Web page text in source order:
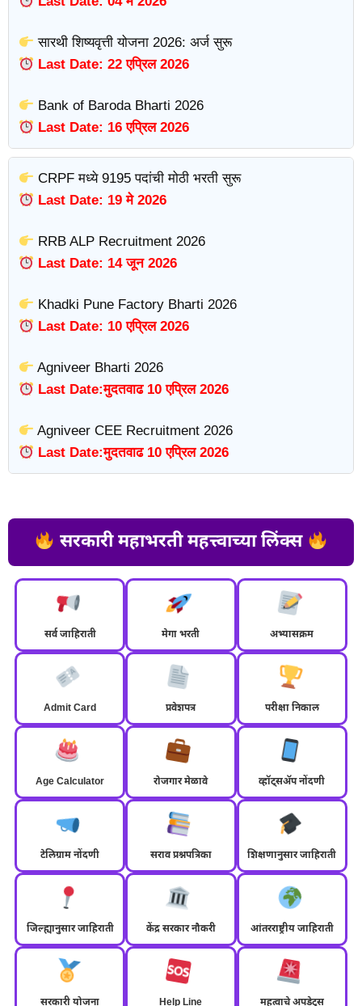
सारथी शिष्यवृत्ती योजना 2026: अर्ज सुरू
Last Date: 22 एप्रिल 2026
Bank of Baroda Bharti 2026
Last Date: 16 एप्रिल 2026
CRPF मध्ये 9195 पदांची मोठी भरती सुरू
Last Date: 19 मे 2026
RRB ALP Recruitment 2026
Last Date: 14 जून 2026
Khadki Pune Factory Bharti 2026
Last Date: 10 एप्रिल 2026
Agniveer Bharti 2026
Last Date:मुदतवाढ 10 एप्रिल 2026
Agniveer CEE Recruitment 2026
Last Date:मुदतवाढ 10 एप्रिल 2026
सरकारी महाभरती महत्त्वाच्या लिंक्स
सर्व जाहिराती मेगा भरती अभ्यासक्रम
Admit Card प्रवेशपत्र परीक्षा निकाल
Age Calculator रोजगार मेळावे व्हॉट्सॲप नोंदणी
टेलिग्राम नोंदणी सराव प्रश्नपत्रिका शिक्षणानुसार जाहिराती
जिल्ह्यानुसार जाहिराती केंद्र सरकार नौकरी आंतरराष्ट्रीय जाहिराती
सरकारी योजना Help Line महत्वाचे अपडेट्स